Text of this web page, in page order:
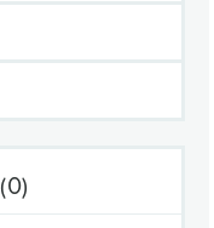
(0)